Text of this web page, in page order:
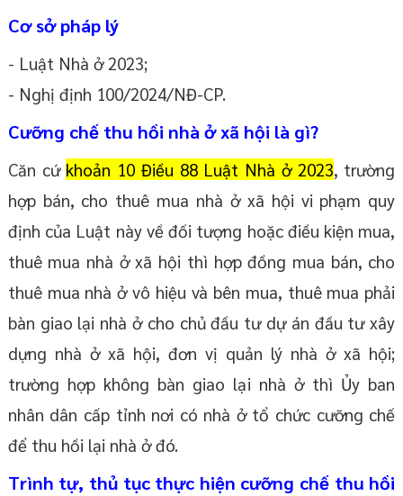
Cơ sở pháp lý
- Luật Nhà ở 2023;
- Nghị định 100/2024/NĐ-CP.
Cưỡng chế thu hồi nhà ở xã hội là gì?
Căn cứ khoản 10 Điều 88 Luật Nhà ở 2023, trường
hợp bán, cho thuê mua nhà ở xã hội vi phạm quy
định của Luật này về đối tượng hoặc điều kiện mua,
thuê mua nhà ở xã hội thì hợp đồng mua bán, cho
thuê mua nhà ở vô hiệu và bên mua, thuê mua phải
bàn giao lại nhà ở cho chủ đầu tư dự án đầu tư xây
dựng nhà ở xã hội, đơn vị quản lý nhà ở xã hội;
trường hợp không bàn giao lại nhà ở thì Ủy ban
nhân dân cấp tỉnh nơi có nhà ở tổ chức cưỡng chế
để thu hồi lại nhà ở đó.
Trình tự, thủ tục thực hiện cưỡng chế thu hồi